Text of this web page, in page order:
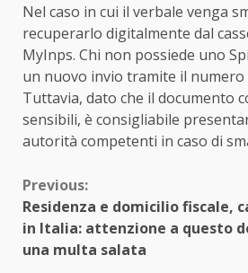
Nel caso in cui il verbale venga
recuperarlo digitalmente dal
MyInps. Chi non possiede uno
un nuovo invio tramite il numero
Tuttavia, dato che il documento
sensibili, è consigliabile
autorità competenti in caso di
Continue
Reading
Previous:
Residenza e domicilio fiscale,
in Italia: attenzione a questo
una multa salata